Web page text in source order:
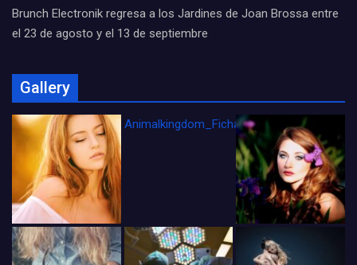
Brunch Electronik regresa a los Jardines de Joan Brossa entre
el 23 de agosto y el 13 de septiembre
Gallery
Animalkingdom_FichaCine